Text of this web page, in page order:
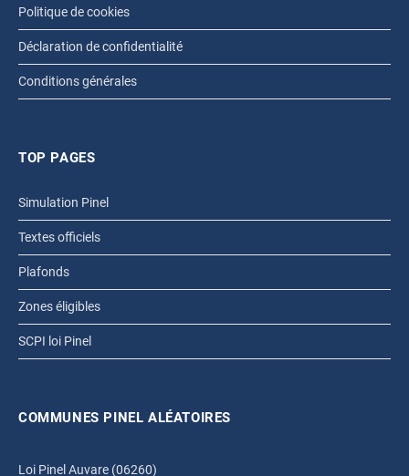
Politique de cookies
Déclaration de confidentialité
Conditions générales
TOP PAGES
Simulation Pinel
Textes officiels
Plafonds
Zones éligibles
SCPI loi Pinel
COMMUNES PINEL ALÉATOIRES
Loi Pinel Auvare (06260)